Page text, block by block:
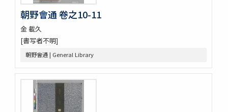
南大池歌
體素集
遊山録 2巻
嘉林世稿 3巻附録1巻
四溟堂大師集 7巻
三節遺稿 10巻附録1巻
玲瓏集 5巻
漫浪集 9巻
靜菴先生文集 8巻坿世系圖1巻年譜1巻
朝野會通 卷之10-11
金 載久
[書写者不明]
朝野會通 | General Library